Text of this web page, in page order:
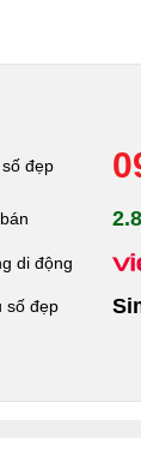
đẹp
di động
số đẹp